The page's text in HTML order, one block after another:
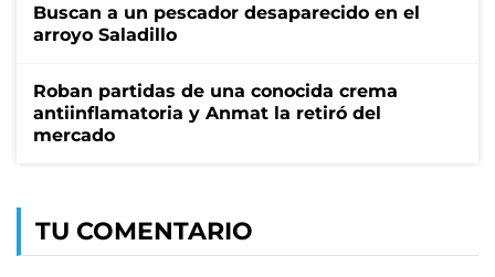
Buscan a un pescador desaparecido en el
arroyo Saladillo
Roban partidas de una conocida crema
antiinflamatoria y Anmat la retiró del
mercado
TU COMENTARIO